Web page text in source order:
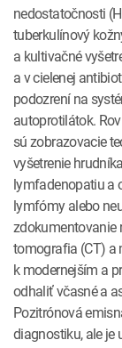
nedostatočnosti
tuberkulínový
a kultivačné
a v cielenej
podozrení na
autoprotilátok.
sú zobrazovacie
vyšetrenie
lymfadenopatiu a
lymfómy alebo
zdokumentovanie
tomografia (CT) a
k modernejším a
odhaliť včasné a
Pozitrónová
diagnostiku, ale je